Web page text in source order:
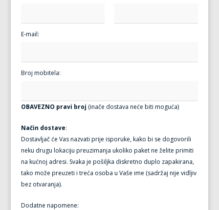
E-mail:
Broj mobitela:
OBAVEZNO pravi broj (inače dostava neće biti moguća)
Način dostave:
Dostavljač će Vas nazvati prije isporuke, kako bi se dogovorili
neku drugu lokaciju preuzimanja ukoliko paket ne želite primiti
na kućnoj adresi. Svaka je pošiljka diskretno duplo zapakirana,
tako može preuzeti i treća osoba u Vaše ime (sadržaj nije vidljiv
bez otvaranja).
Dodatne napomene: